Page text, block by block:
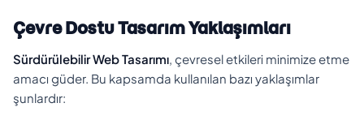
Çevre Dostu Tasarım Yaklaşımları
Sürdürülebilir Web Tasarımı, çevresel etkileri minimize etme
amacı güder. Bu kapsamda kullanılan bazı yaklaşımlar
şunlardır: